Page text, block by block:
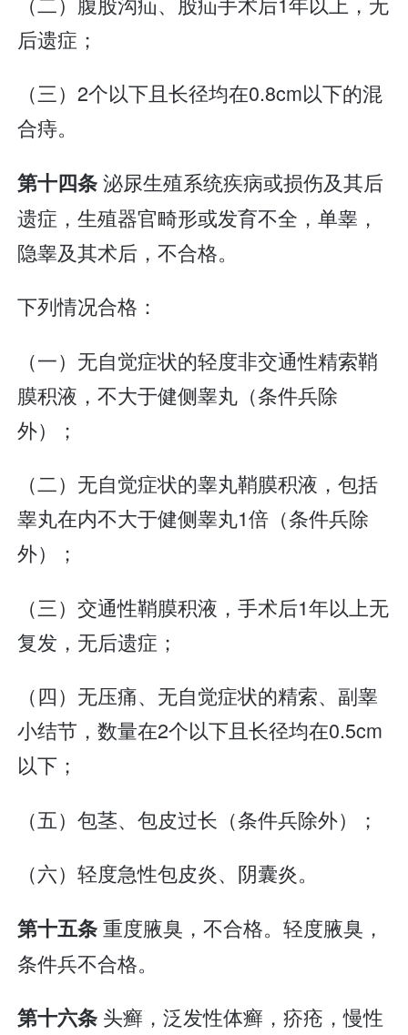
后遗症；
（三）2个以下且长径均在0.8cm以下的混
合痔。
第十四条泌尿生殖系统疾病或损伤及其后
遗症，生殖器官畸形或发育不全，单睾，
隐睾及其术后，不合格。
下列情况合格：
（一）无自觉症状的轻度非交通性精索鞘
膜积液，不大于健侧睾丸（条件兵除
外）；
（二）无自觉症状的睾丸鞘膜积液，包括
睾丸在内不大于健侧睾丸1倍（条件兵除
外）；
（三）交通性鞘膜积液，手术后1年以上无
复发，无后遗症；
（四）无压痛、无自觉症状的精索、副睾
小结节，数量在2个以下且长径均在0.5cm
以下；
（五）包茎、包皮过长（条件兵除外）；
（六）轻度急性包皮炎、阴囊炎。
第十五条重度腋臭，不合格。轻度腋臭，
条件兵不合格。
第十六条 头癣，泛发性体癣，疥疮，慢性